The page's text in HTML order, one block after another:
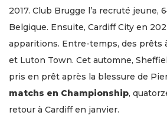
2017. Club Brugge l’a recruté jeune,
Belgique. Ensuite, Cardiff City en
apparitions. Entre-temps, des prêts
et Luton Town. Cet automne,
pris en prêt après la blessure de
matchs en Championship,
retour à Cardiff en janvier.